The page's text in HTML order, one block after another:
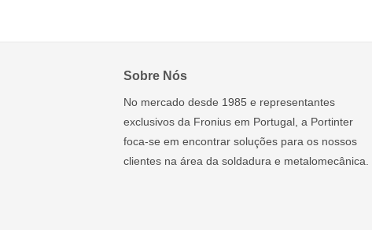
Sobre Nós
No mercado desde 1985 e representantes
exclusivos da Fronius em Portugal, a Portinter
foca-se em encontrar soluções para os nossos
clientes na área da soldadura e metalomecânica.